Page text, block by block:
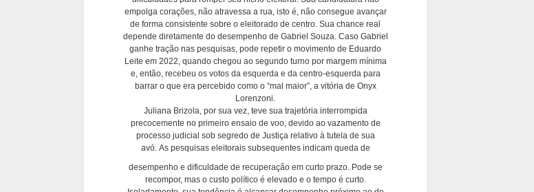
empolga corações, não atravessa a rua, isto é, não consegue avançar
de forma consistente sobre o eleitorado de centro. Sua chance real
depende diretamente do desempenho de Gabriel Souza. Caso Gabriel
ganhe tração nas pesquisas, pode repetir o movimento de Eduardo
Leite em 2022, quando chegou ao segundo turno por margem mínima
e, então, recebeu os votos da esquerda e da centro-esquerda para
barrar o que era percebido como o “mal maior”, a vitória de Onyx
Lorenzoni.
Juliana Brizola, por sua vez, teve sua trajetória interrompida
precocemente no primeiro ensaio de voo, devido ao vazamento de
processo judicial sob segredo de Justiça relativo à tutela de sua
avó. As pesquisas eleitorais subsequentes indicam queda de
desempenho e dificuldade de recuperação em curto prazo. Pode se
recompor, mas o custo político é elevado e o tempo é curto.